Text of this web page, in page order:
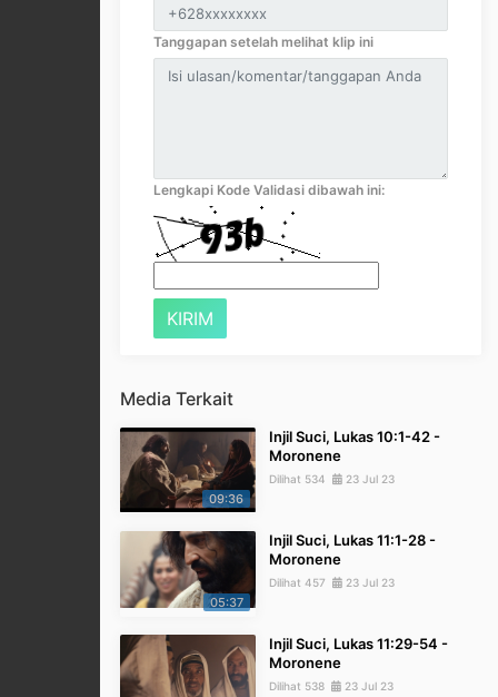
Tanggapan setelah melihat klip ini
Lengkapi Kode Validasi dibawah ini:
Media Terkait
09:36
Injil Suci, Lukas 10:1-42 -
Moronene
Dilihat 534 23 Jul 23
05:37
Injil Suci, Lukas 11:1-28 -
Moronene
Dilihat 457 23 Jul 23
Injil Suci, Lukas 11:29-54 -
Moronene
Dilihat 538 23 Jul 23